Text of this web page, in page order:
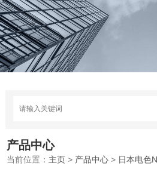
产品中心
当前位置： 主页 > 产品中心 > 日本电色